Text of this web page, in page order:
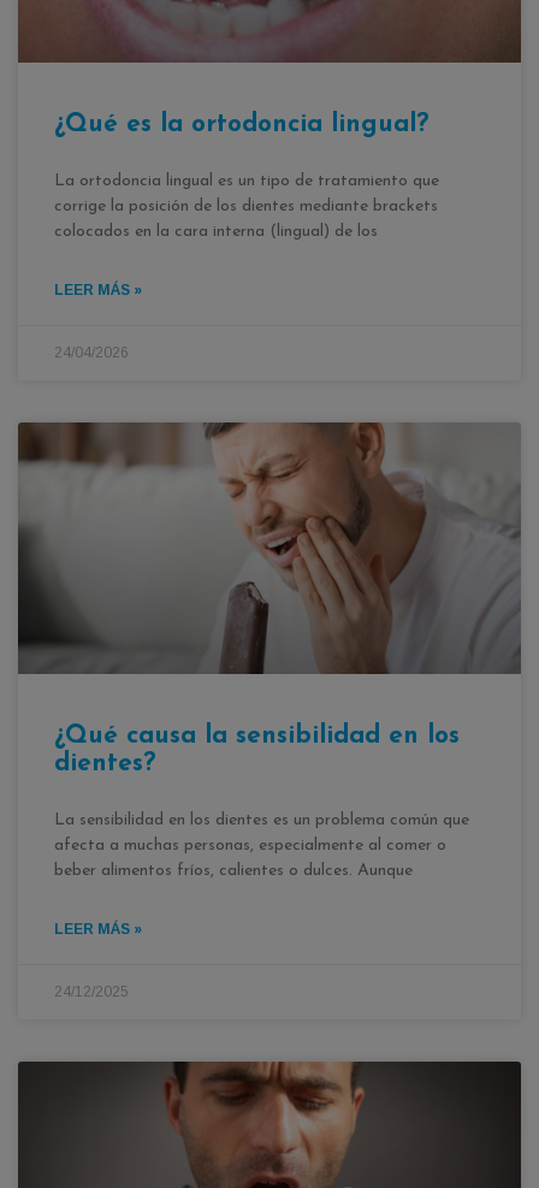
¿Qué es la ortodoncia lingual?
La ortodoncia lingual es un tipo de tratamiento que
corrige la posición de los dientes mediante brackets
colocados en la cara interna (lingual) de los
LEER MÁS »
24/04/2026
¿Qué causa la sensibilidad en los
dientes?
La sensibilidad en los dientes es un problema común que
afecta a muchas personas, especialmente al comer o
beber alimentos fríos, calientes o dulces. Aunque
LEER MÁS »
24/12/2025